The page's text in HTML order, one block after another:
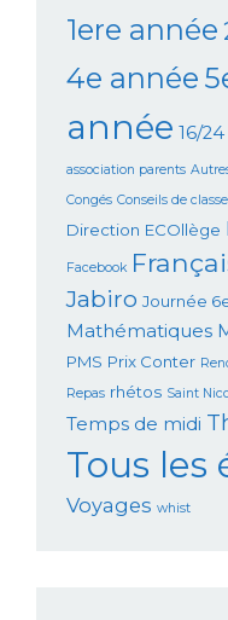
1ere année
4e année
année 16/24
association parents
Congés Conseils de classe
Direction ECOllège
Facebook
Jabiro Journée
Mathématiques
PMS Prix Conter
Repas rhétos Saint
Temps de midi
Tous les
Voyages whist